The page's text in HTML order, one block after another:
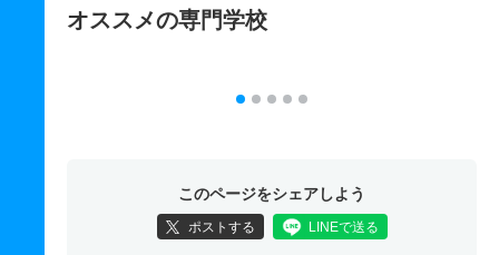
オススメの専門学校
このページをシェアしよう
ポストする LINEで送る